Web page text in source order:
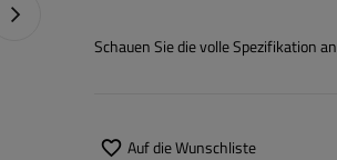
Nächstes Foto
Schauen Sie die volle Spezifikation an
Auf die Wunschliste